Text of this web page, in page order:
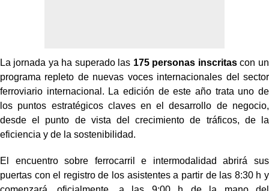
La jornada ya ha superado las 175 personas inscritascon un
programa repleto de nuevas voces internacionales del sector
ferroviario internacional. La edición de este año trata uno de
los puntos estratégicos claves en el desarrollo de negocio,
desde el punto de vista del crecimiento de tráficos, de la
eficiencia y de la sostenibilidad.
El encuentro sobre ferrocarril e intermodalidad abrirá sus
puertas con el registro de los asistentes a partir de las 8:30 h y